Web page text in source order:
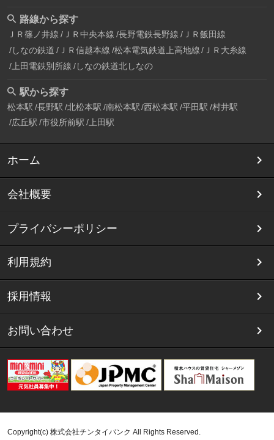
路線から探す
ＪＲ篠ノ井線 ＪＲ中央本線 長野電鉄長野線 ＪＲ飯田線
しなの鉄道 ＪＲ信越本線 松本電気鉄道上高地線
ＪＲ大糸線
上田電鉄別所線 しなの鉄道北しなの
駅から探す
松本駅 長野駅 北松本駅 南松本駅 西松本駅 平田駅 村井駅
広丘駅 市役所前駅 上田駅
ホーム
会社概要
プライバシーポリシー
利用規約
採用情報
お問い合わせ
Copyright(c) 株式会社チンタイバンク All Rights Reserved.